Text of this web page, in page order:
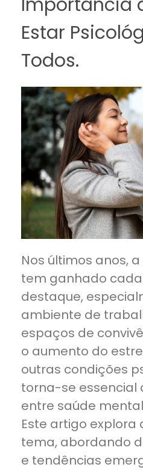
Estar
Todos.
Nos últimos anos,
tem ganhado cada
destaque,
ambiente de
espaços de
o aumento do
outras condições
torna-se essencial
entre saúde
Este artigo explora
tema, abordando
e tendências